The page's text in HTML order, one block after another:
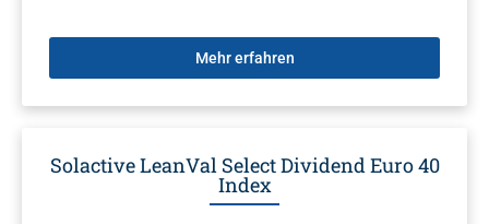
Mehr erfahren
Solactive LeanVal Select Dividend Euro 40
Index